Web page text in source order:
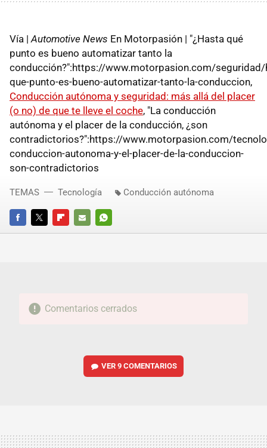
Vía |Automotive News En Motorpasión | "¿Hasta qué
punto es bueno automatizar tanto la
conducción?":https://www.motorpasion.com/seguridad/
que-punto-es-bueno-automatizar-tanto-la-conduccion,
Conducción autónoma y seguridad: más allá del placer
(o no) de que te lleve el coche, "La conducción
autónoma y el placer de la conducción, ¿son
contradictorios?":https://www.motorpasion.com/
conduccion-autonoma-y-el-placer-de-la-conduccion-
son-contradictorios
FACEBOOKTWITTERFLIPBOARD
E-
WHATSAPP
TEMAS Tecnología Conducción autónoma
Comentarios cerrados
VER9 COMENTARIOS